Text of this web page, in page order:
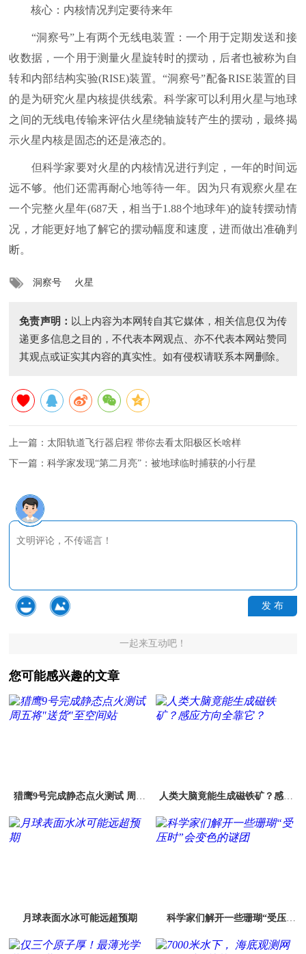
核心：内核情况判定要待来年
“洞察号”上有两个无线电装置：一个用于定期发送和接
收数据，一个用于测量火星旋转时的摆动，后者也被称为自
转和内部结构实验(RISE)装置。“洞察号”配备RISE装置的目
的是为研究火星内核提供线索。科学家可以利用火星与地球
之间的无线电传输来评估火星绕轴旋转产生的摆动，最终揭
示火星内核是固态的还是液态的。
但科学家要对火星的内核情况进行判定，一年的时间远
远不够。他们还需再耐心地等待一年。因为只有观察火星在
一个完整火星年(687天，相当于1.88个地球年)的旋转摆动情
况，才能更好地了解它的摆动幅度和速度，进而做出准确判
断。
洞察号 火星
免责声明： 以上内容为本网转自其它媒体，相关信息仅为传
递更多信息之目的，不代表本网观点、亦不代表本网站赞同
其观点或证实其内容的真实性。如有侵权请联系本网删除。
上一篇： 太阳轨道飞行器启程 带你去看太阳极区长啥样
下一篇：科学家发现“第二月亮”：被地球临时捕获的小行星
发 布
一起来互动吧！
您可能感兴趣的文章
猎鹰9号完成静态点火测试 周五
人类大脑竟能生成磁铁矿？感应
月球表面水冰可能远超预期
科学家们解开一些珊瑚“受压